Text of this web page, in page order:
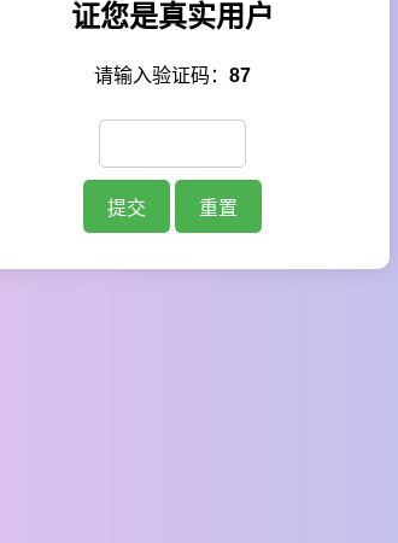
证您是真实用户
请输入验证码： 87
提交 重置